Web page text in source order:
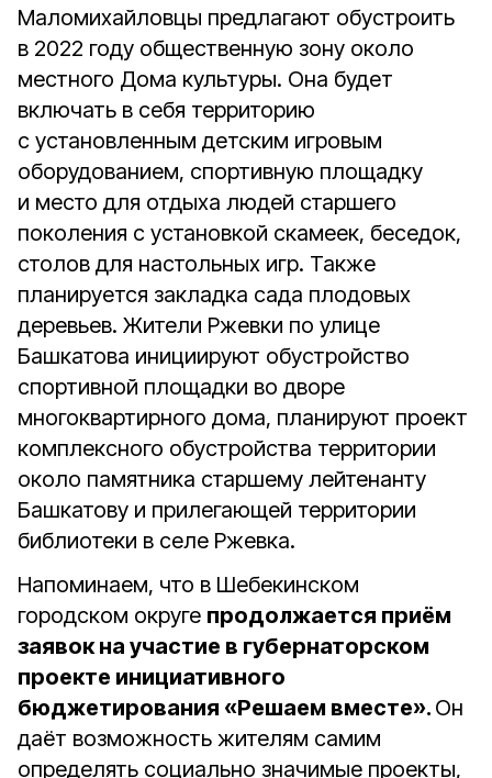
Маломихайловцы предлагают обустроить
в 2022 году общественную зону около
местного Дома культуры. Она будет
включать в себя территорию
с установленным детским игровым
оборудованием, спортивную площадку
и место для отдыха людей старшего
поколения с установкой скамеек, беседок,
столов для настольных игр. Также
планируется закладка сада плодовых
деревьев. Жители Ржевки по улице
Башкатова инициируют обустройство
спортивной площадки во дворе
многоквартирного дома, планируют проект
комплексного обустройства территории
около памятника старшему лейтенанту
Башкатову и прилегающей территории
библиотеки в селе Ржевка.
Напоминаем, что в Шебекинском
городском округе продолжается приём
заявок на участие в губернаторском
проекте инициативного
бюджетирования «Решаем вместе». Он
даёт возможность жителям самим
определять социально значимые проекты,